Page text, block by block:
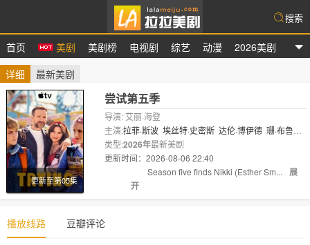
首页 美剧 美剧榜 电视剧 综艺 动漫 2026美剧
搜索
详细 最新美剧
更新至第05集
尝试第五季
导演: 艾丽·海登
主演:拉菲·斯波 埃丝特·史密斯 达伦·博伊德 珊·布鲁
克 夏洛特·莱利 西莉亚·伊姆里
纳 库珀·特..
类型:2026年最新美剧
更新时间：2026-08-06 22:40
Season five finds Nikki (Esther Sm...
展
开
播放线路 豆瓣评论